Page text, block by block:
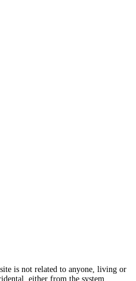
is not related to anyone, living or
either from the system